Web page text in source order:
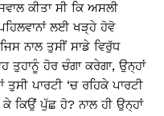
ਕੀਤਾ ਸੀ ਕਿ ਅਸਲੀ
ਲਈ ਖੜ੍ਹੇ ਹੋਵੋ
ਨਾਲ ਤੁਸੀਂ ਸਾਡੇ ਵਿਰੁੱਧ
ਤੁਹਾਨੂੰ ਹੋਰ ਚੰਗਾ ਕਰੇਗਾ, ਉਨ੍ਹਾਂ
ਤੁਸੀ ਪਾਰਟੀ ‘ਚ ਰਹਿਕੇ ਪਾਰਟੀ
ਕੇ ਕਿਉਂ ਪੁੱਛ ਹੋ? ਨਾਲ ਹੀ ਉਨ੍ਹਾਂ